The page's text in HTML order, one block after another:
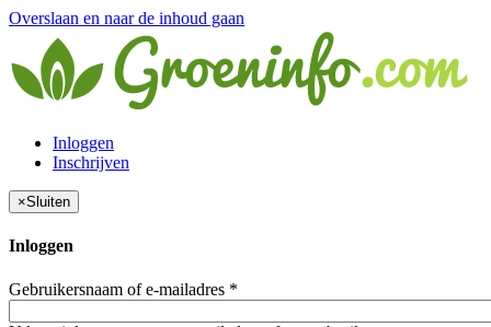
Overslaan en naar de inhoud gaan
Inloggen
Inschrijven
×Sluiten
Inloggen
Gebruikersnaam of e-mailadres *